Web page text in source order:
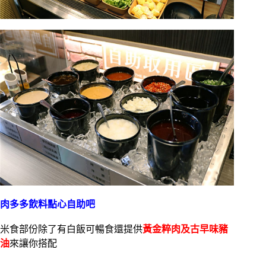
肉多多飲料點心自助吧
米食部份除了有白飯可暢食還提供黃金粹肉及古早味豬
油來讓你搭配